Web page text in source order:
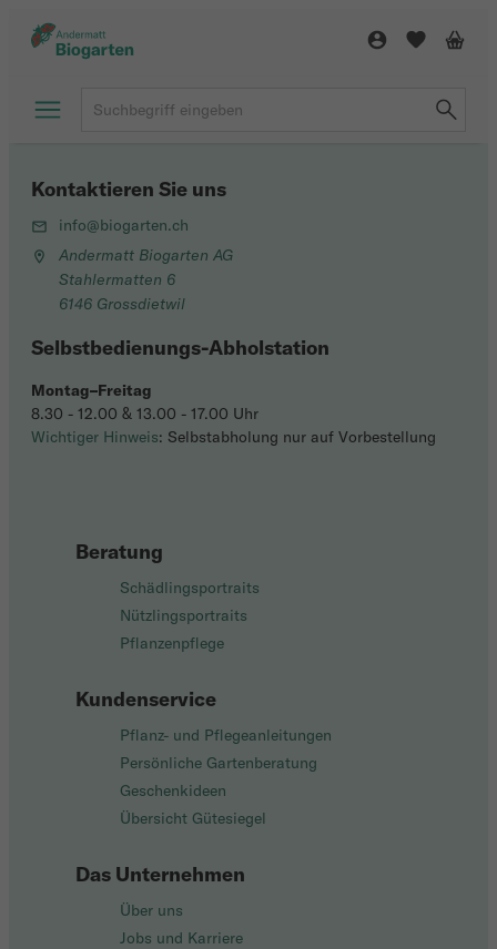
Beratung
Schädlingsportraits
Nützlingsportraits
Pflanzenpflege
Kundenservice
Pflanz- und Pflegeanleitungen
Persönliche Gartenberatung
Geschenkideen
Übersicht Gütesiegel
Das Unternehmen
Über uns
Jobs und Karriere
Kontaktieren Sie uns
info@biogarten.ch
Andermatt Biogarten AG
Stahlermatten 6
6146 Grossdietwil
Selbstbedienungs-Abholstation
Montag–Freitag
8.30 - 12.00 & 13.00 - 17.00 Uhr
Wichtiger Hinweis: Selbstabholung nur auf Vorbestellung